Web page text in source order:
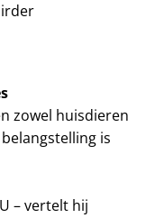
zowel huisdieren
is
– vertelt hij